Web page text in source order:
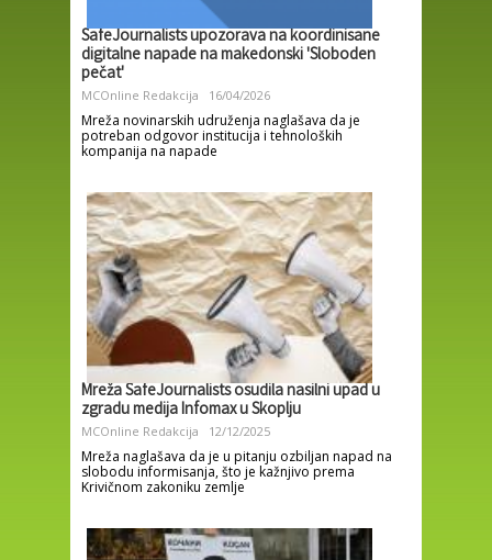
SafeJournalists upozorava na koordinisane
digitalne napade na makedonski 'Sloboden
pečat'
MCOnline Redakcija 16/04/2026
Mreža novinarskih udruženja naglašava da je
potreban odgovor institucija i tehnoloških
kompanija na napade
Mreža SafeJournalists osudila nasilni upad u
zgradu medija Infomax u Skoplju
MCOnline Redakcija 12/12/2025
Mreža naglašava da je u pitanju ozbiljan napad na
slobodu informisanja, što je kažnjivo prema
Krivičnom zakoniku zemlje